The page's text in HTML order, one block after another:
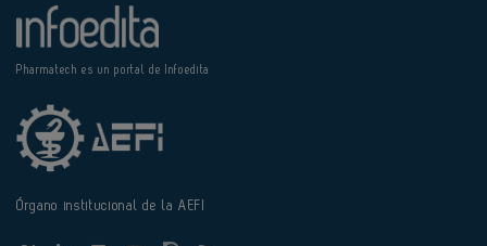
Pharmatech es un portal de Infoedita
Órgano institucional de la AEFI